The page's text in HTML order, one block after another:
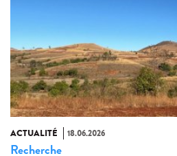
ACTUALITÉ 18.06.2026
Recherche